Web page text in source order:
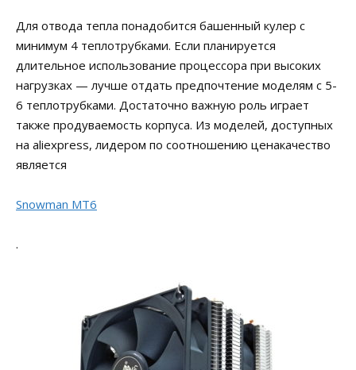
Для отвода тепла понадобится башенный кулер с
минимум 4 теплотрубками. Если планируется
длительное использование процессора при высоких
нагрузках — лучше отдать предпочтение моделям с 5-
6 теплотрубками. Достаточно важную роль играет
также продуваемость корпуса. Из моделей, доступных
на aliexpress, лидером по соотношению ценакачество
является
Snowman MT6
.